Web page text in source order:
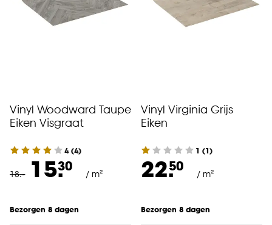
Vinyl Woodward Taupe
Eiken Visgraat
4(4)
18.- 15.30
/ m²
Bezorgen 8 dagen
Vinyl Virginia Grijs
Eiken
1 (1)
22.50
/ m²
Bezorgen 8 dagen